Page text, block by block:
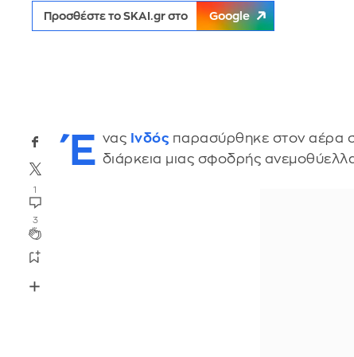
Προσθέστε το SKAI.gr στο Google
1
3
Έ νας Ινδός παρασύρθηκε στον αέρα
διάρκεια μιας σφοδρής